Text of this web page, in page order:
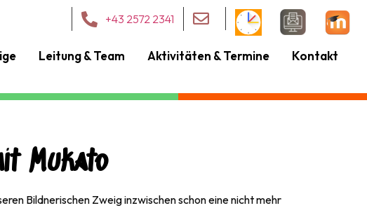
+43 2572 2341
Leitung & Team Aktivitäten & Termine Kontakt
Mukato
Bildnerischen Zweig inzwischen schon eine nicht mehr